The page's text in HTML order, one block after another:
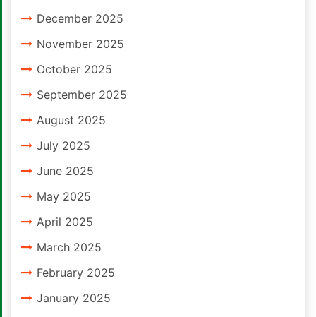
December 2025
November 2025
October 2025
September 2025
August 2025
July 2025
June 2025
May 2025
April 2025
March 2025
February 2025
January 2025